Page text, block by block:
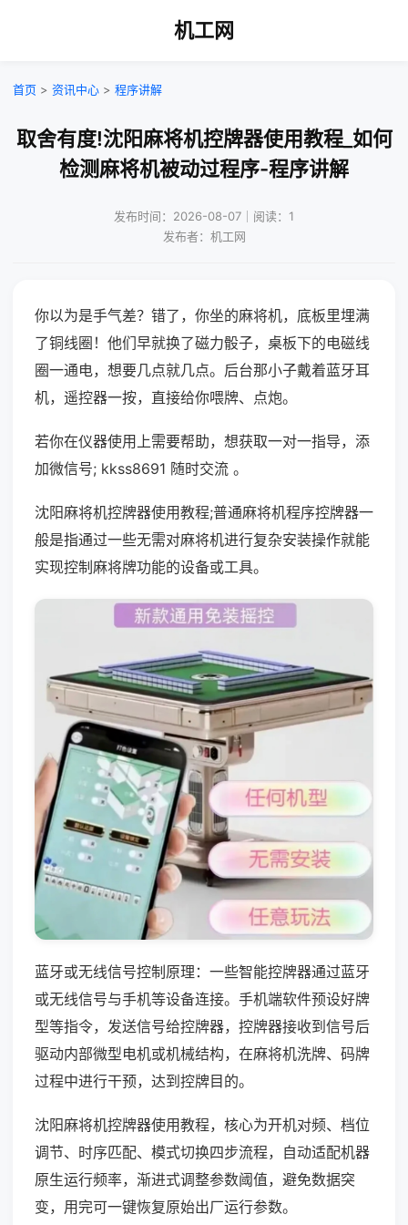
机工网
首页 > 资讯中心 > 程序讲解
取舍有度!沈阳麻将机控牌器使用教程_如何
检测麻将机被动过程序-程序讲解
发布时间：2026-08-07｜阅读：1
发布者：机工网
你以为是手气差？错了，你坐的麻将机，底板里埋满
了铜线圈！他们早就换了磁力骰子，桌板下的电磁线
圈一通电，想要几点就几点。后台那小子戴着蓝牙耳
机，遥控器一按，直接给你喂牌、点炮。
若你在仪器使用上需要帮助，想获取一对一指导，添
加微信号; kkss8691 随时交流 。
沈阳麻将机控牌器使用教程;普通麻将机程序控牌器一
般是指通过一些无需对麻将机进行复杂安装操作就能
实现控制麻将牌功能的设备或工具。
蓝牙或无线信号控制原理：一些智能控牌器通过蓝牙
或无线信号与手机等设备连接。手机端软件预设好牌
型等指令，发送信号给控牌器，控牌器接收到信号后
驱动内部微型电机或机械结构，在麻将机洗牌、码牌
过程中进行干预，达到控牌目的。
沈阳麻将机控牌器使用教程，核心为开机对频、档位
调节、时序匹配、模式切换四步流程，自动适配机器
原生运行频率，渐进式调整参数阈值，避免数据突
变，用完可一键恢复原始出厂运行参数。